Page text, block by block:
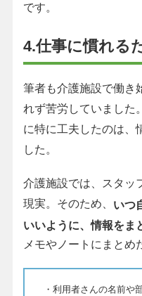
です。
4.仕事に慣れる
筆者も介護施設で働き
れず苦労していました
に特に工夫したのは、
した。
介護施設では、スタッ
現実。そのため、 いつ
いいように、情報をま
メモやノートにまとめ
・利用者さんの名前や